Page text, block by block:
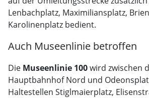
Lenbachplatz, Maximiliansplatz,
Karolinenplatz bedient.
Auch Museenlinie betroffen
Die Museenlinie 100wird zwischen
Hauptbahnhof Nord und
Haltestellen Stiglmaierplatz,